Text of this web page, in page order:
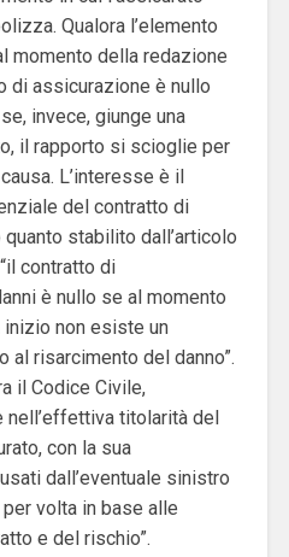
Qualora l’elemento
momento della redazione
di assicurazione è nullo
invece, giunge una
il rapporto si scioglie per
L’interesse è il
del contratto di
stabilito dall’articolo
contratto di
è nullo se al momento
inizio non esiste un
al risarcimento del danno”.
il Codice Civile,
nell’effettiva titolarità del
con la sua
dall’eventuale sinistro
volta in base alle
e del rischio”.